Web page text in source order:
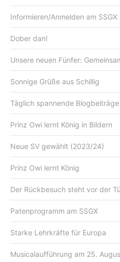
Informieren/Anmelden am SSGX
Dober dan!
Unsere neuen Fünfer:
Sonnige Grüße aus Schillig
Täglich spannende Blogbeiträge
Prinz Owi lernt König in Bildern
Neue SV gewählt (2023/24)
Prinz Owi lernt König
Der Rückbesuch steht vor der
Patenprogramm am SSGX
Starke Lehrkräfte für Europa
Musicalaufführung am 25.